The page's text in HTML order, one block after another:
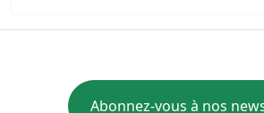
Abonnez-vous à nos